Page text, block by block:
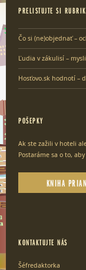
PRELISTUJTE SI
Čo si (ne)objednať –
Ľudia v zákulisí –
Hosťovo.sk hodnotí –
POŠEPKY
Ak ste zažili v hoteli
Postaráme sa o to,
KNIHA
KONTAKTUJTE NÁS
Šéfredaktorka